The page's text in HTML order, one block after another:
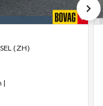
(ZH)
|